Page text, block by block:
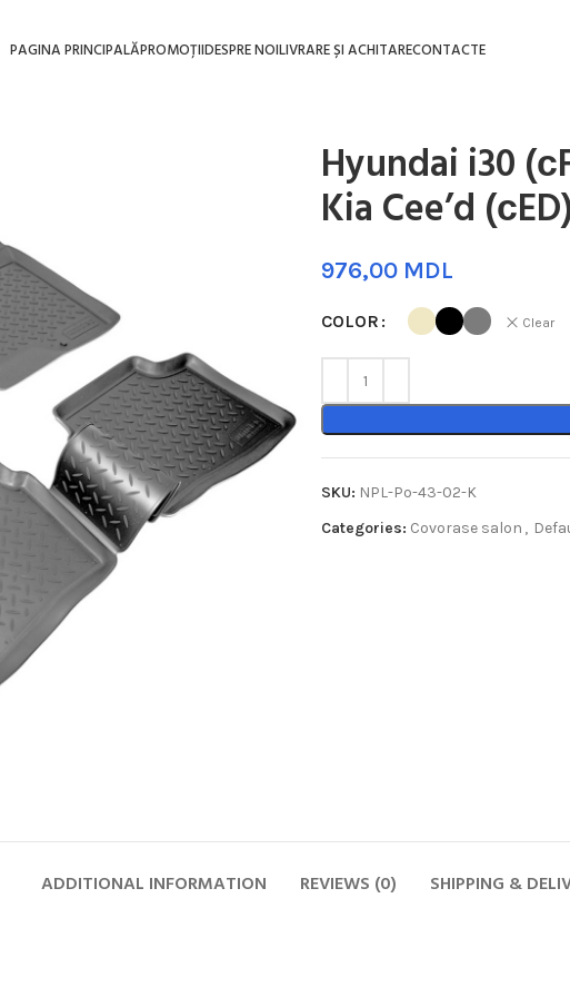
PAGINA PRINCIPALĂPROMOȚIIDESPRE NOILIVRARE ȘI ACHITARECONTACTE
Hyundai i30
Kia Cee’d
MDL
COLOR Clear
SKU: NPL-Po-43-02-K
Categories: Covorase salon ,
ADDITIONAL INFORMATION REVIEWS (0) SHIPPING &